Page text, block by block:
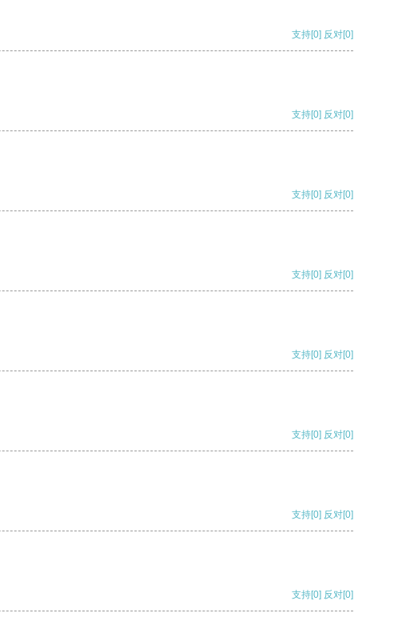
支持[0] 反对[0]
支持[0] 反对[0]
支持[0] 反对[0]
支持[0] 反对[0]
支持[0] 反对[0]
支持[0] 反对[0]
支持[0] 反对[0]
支持[0] 反对[0]